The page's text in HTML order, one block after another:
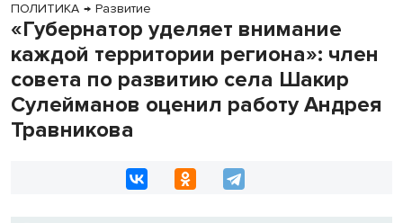
ПОЛИТИКА → Развитие
«Губернатор уделяет внимание
каждой территории региона»: член
совета по развитию села Шакир
Сулейманов оценил работу Андрея
Травникова